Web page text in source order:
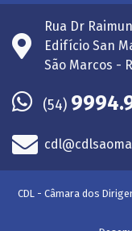
Rua Dr
Edifício San
São Marcos -
(54)
CDL - Câmara dos